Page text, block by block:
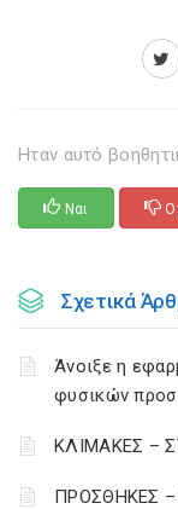
Ηταν αυτό
Ναι
Σχετικά
Άνοιξε η
φυσικών
ΚΛΙΜΑΚΕΣ –
ΠΡΟΣΘΗΚΕΣ –